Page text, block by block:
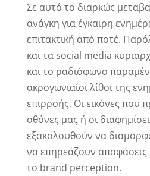
Σε αυτό το διαρκώς
ανάγκη για έγκαιρη
επιτακτική από ποτέ.
και τα social media
και το ραδιόφωνο
ακρογωνιαίοι λίθοι της
επιρροής. Οι εικόνες που
οθόνες μας ή οι
εξακολουθούν να
να επηρεάζουν αποφάσεις
το brand perception.